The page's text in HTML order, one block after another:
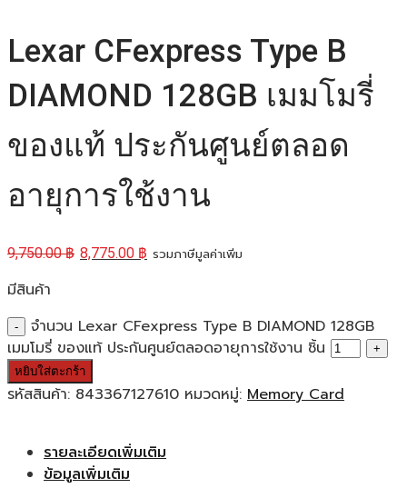
Lexar CFexpress Type B
DIAMOND 128GB เมมโมรี่
ของแท้ ประกันศูนย์ตลอด
อายุการใช้งาน
9,750.00฿ 8,775.00 ฿ รวมภาษีมูลค่าเพิ่ม
มีสินค้า
จำนวน Lexar CFexpress Type B DIAMOND 128GB
เมมโมรี่ ของแท้ ประกันศูนย์ตลอดอายุการใช้งาน ชิ้น
หยิบใส่ตะกร้า
รหัสสินค้า: 843367127610 หมวดหมู่: Memory Card
รายละเอียดเพิ่มเติม
ข้อมูลเพิ่มเติม